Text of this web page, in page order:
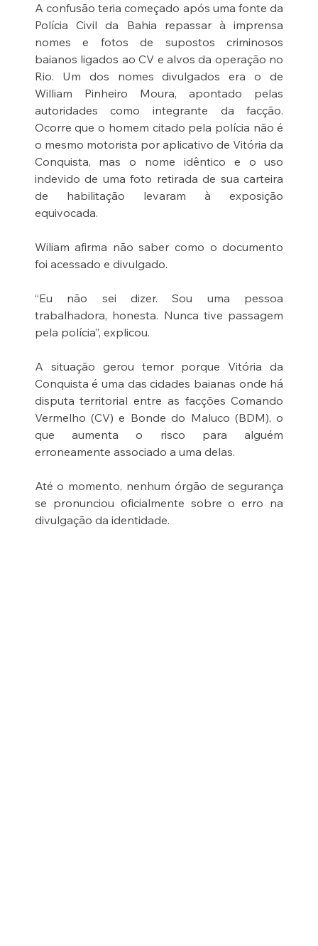
A confusão teria começado após uma fonte da
Polícia Civil da Bahia repassar à imprensa
nomes e fotos de supostos criminosos
baianos ligados ao CV e alvos da operação no
Rio. Um dos nomes divulgados era o de
William Pinheiro Moura, apontado pelas
autoridades como integrante da facção.
Ocorre que o homem citado pela polícia não é
o mesmo motorista por aplicativo de Vitória da
Conquista, mas o nome idêntico e o uso
indevido de uma foto retirada de sua carteira
de habilitação levaram à exposição
equivocada.
Wiliam afirma não saber como o documento
foi acessado e divulgado.
“Eu não sei dizer. Sou uma pessoa
trabalhadora, honesta. Nunca tive passagem
pela polícia”, explicou.
A situação gerou temor porque Vitória da
Conquista é uma das cidades baianas onde há
disputa territorial entre as facções Comando
Vermelho (CV) e Bonde do Maluco (BDM), o
que aumenta o risco para alguém
erroneamente associado a uma delas.
Até o momento, nenhum órgão de segurança
se pronunciou oficialmente sobre o erro na
divulgação da identidade.